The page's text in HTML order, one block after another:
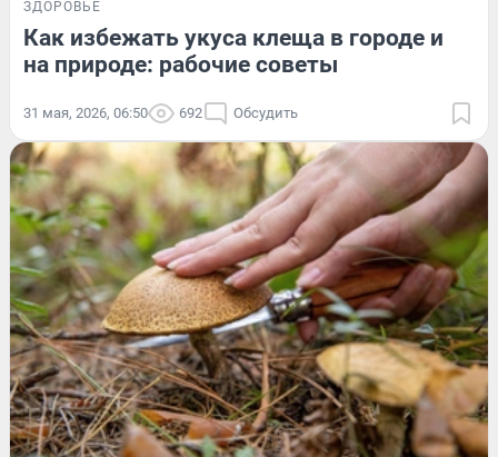
ЗДОРОВЬЕ
Как избежать укуса клеща в городе и
на природе: рабочие советы
31 мая, 2026, 06:50 692 Обсудить